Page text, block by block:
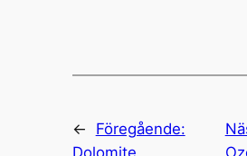
←
Föregående: